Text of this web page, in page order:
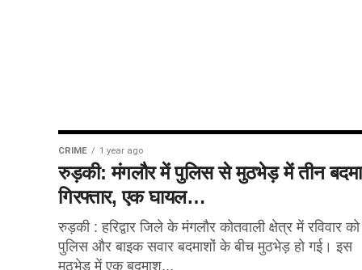
CRIME 1 year ago
रुड़की: मंगलौर में पुलिस से मुठभेड़ में तीन
गिरफ्तार, एक घायल…
रुड़की : हरिद्वार जिले के मंगलौर कोतवाली क्षेत्र में रविवार को
पुलिस और बाइक सवार बदमाशों के बीच मुठभेड़ हो गई। इस
मुठभेड़ में एक बदमाश...